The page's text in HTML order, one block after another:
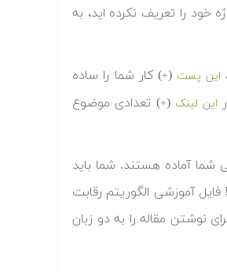
خود را تعریف نکرده اید، به
این پست (
+) کار شما را ساده
این لینک (
+) تعدادی موضوع
شما آماده هستند. شما باید
آموزشی الگوریتم رقابت
نوشتن مقاله را به دو زبان